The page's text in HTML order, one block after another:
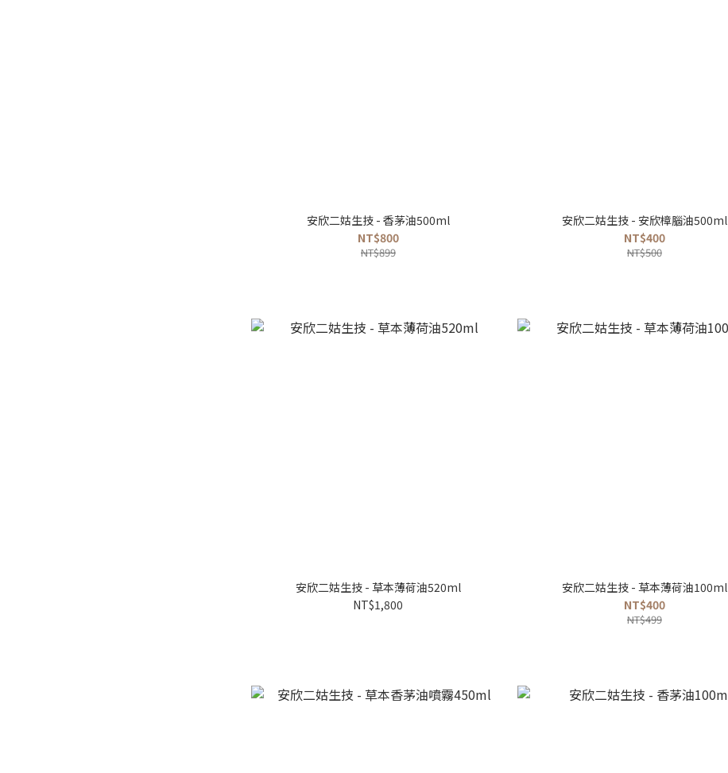
安欣二姑生技 - 香茅油500ml
NT$800
NT$899
安欣二姑生技 - 安欣樟腦油500ml
NT$400
NT$500
安欣二姑生技 - 草本薄荷油520ml
NT$1,800
安欣二姑生技 - 草本薄荷油100ml
NT$400
NT$499